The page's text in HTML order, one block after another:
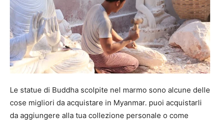
Le statue di Buddha scolpite nel marmo sono alcune delle
cose migliori da acquistare in Myanmar. puoi acquistarli
da aggiungere alla tua collezione personale o come